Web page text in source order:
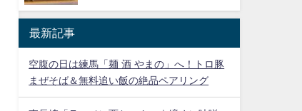
最新記事
空腹の日は練馬「麺 酒 やまの」へ！トロ豚
まぜそば＆無料追い飯の絶品ペアリング